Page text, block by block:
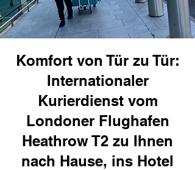
Komfort von Tür zu Tür:
Internationaler
Kurierdienst vom
Londoner Flughafen
Heathrow T2 zu Ihnen
nach Hause, ins Hotel